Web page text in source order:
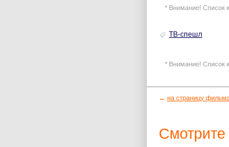
* Внимание! Список
ТВ-спешл
* Внимание! Список
← на страницу
Смотрите